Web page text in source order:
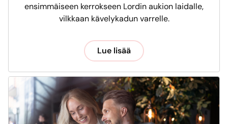
ensimmäiseen kerrokseen Lordin aukion laidalle,
vilkkaan kävelykadun varrelle.
Lue lisää